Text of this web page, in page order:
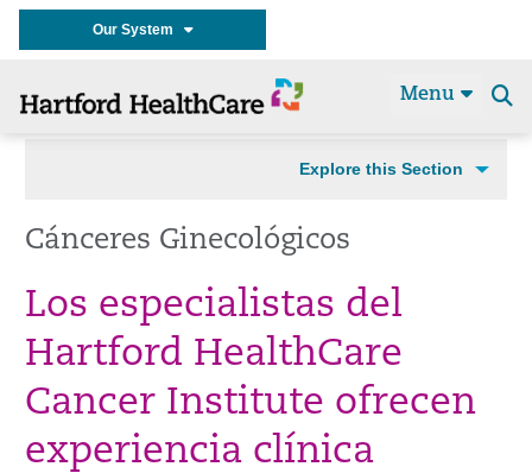
Our System
Menu
Explore this Section
Cánceres Ginecológicos
Los especialistas del
Hartford HealthCare
Cancer Institute ofrecen
experiencia clínica